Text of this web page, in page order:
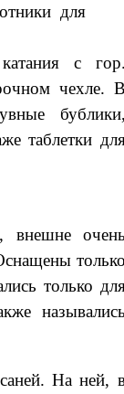
для
с
чехле.
таблетки
только
На ней,